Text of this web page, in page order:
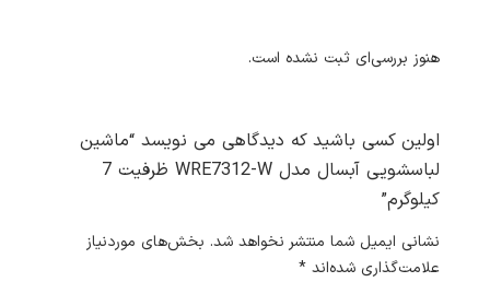
هنوز بررسی‌ای ثبت نشده است.
اولین کسی باشید که دیدگاهی می نویسد “ماشین
لباسشویی آبسال مدل WRE7312-W ظرفیت 7
کیلوگرم”
نشانی ایمیل شما منتشر نخواهد شد. بخش‌های موردنیاز
علامت‌گذاری شده‌اند *